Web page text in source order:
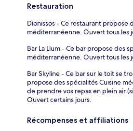
Restauration
Dionissos - Ce restaurant propose
méditerranéenne. Ouvert tous les
Bar La Llum - Ce bar propose des
méditerranéenne. Ouvert tous les
Bar Skyline - Ce bar sur le toit se
propose des spécialités Cuisine
de prendre vos repas en plein air
Ouvert certains jours.
Récompenses et affiliations